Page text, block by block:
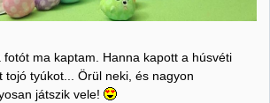
fotót ma kaptam. Hanna kapott a húsvéti
tojó tyúkot... Örül neki, és nagyon
játszik vele!